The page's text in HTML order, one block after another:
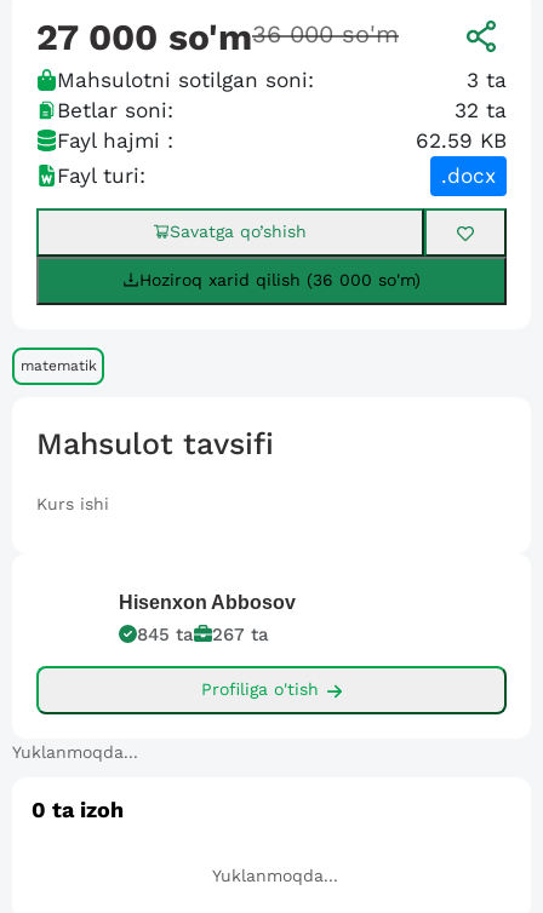
27 000 so'm36 000 so'm
Mahsulotni sotilgan soni: 3 ta
Betlar soni:
32 ta
Fayl hajmi :
62.59 KB
Fayl turi:
.docx
Savatga qo’shish
Hoziroq xarid qilish (36 000 so'm)
matematik
Mahsulot tavsifi
Kurs ishi
Hisenxon Abbosov
845 ta 267 ta
Profiliga o'tish
Yuklanmoqda...
0 ta izoh
Yuklanmoqda...